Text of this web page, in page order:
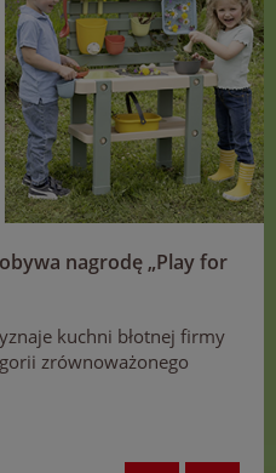
nagrodę „Play for
kuchni błotnej firmy
zrównoważonego